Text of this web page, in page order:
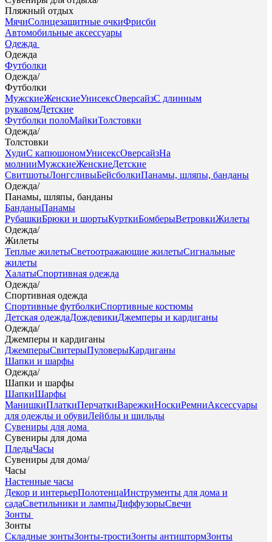
Пляжный отдых
МячиСолнцезащитные очкиФрисби
Автомобильные аксессуары
Одежда
Одежда
Футболки
Одежда/
Футболки
МужскиеЖенскиеУнисексОверсайзС длинным
рукавомДетские
Футболки полоМайкиТолстовки
Одежда/
Толстовки
ХудиС капюшономУнисексОверсайзНа
молнииМужскиеЖенскиеДетские
СвитшотыЛонгсливыБейсболкиПанамы, шляпы, банданы
Одежда/
Панамы, шляпы, банданы
БанданыПанамы
РубашкиБрюки и шортыКурткиБомберыВетровкиЖилеты
Одежда/
Жилеты
Теплые жилетыСветоотражающие жилетыСигнальные
жилеты
ХалатыСпортивная одежда
Одежда/
Спортивная одежда
Спортивные футболкиСпортивные костюмы
Детская одеждаДождевикиДжемперы и кардиганы
Одежда/
Джемперы и кардиганы
ДжемперыСвитерыПуловерыКардиганы
Шапки и шарфы
Одежда/
Шапки и шарфы
ШапкиШарфы
МанишкиПлаткиПерчаткиВарежкиНоскиРемниАксессуары
для одежды и обувиЛейблы и шильды
Сувениры для дома
Сувениры для дома
ПледыЧасы
Сувениры для дома/
Часы
Настенные часы
Декор и интерьерПолотенцаИнструменты для дома и
садаСветильники и лампыДиффузорыСвечи
Зонты
Зонты
Складные зонтыЗонты-тростиЗонты антиштормЗонты